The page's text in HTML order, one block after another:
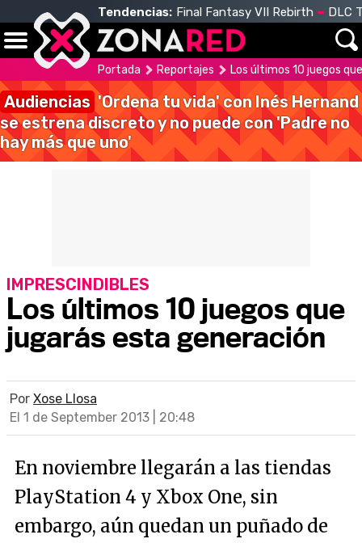
Tendencias: Final Fantasy VII Rebirth DLC
Portada Reportajes Los últimos 10 juegos
Audiencias 'Ordena tu vida' con Inés Hernand
se estrena discreto y no puede con 'Padre no
hay más que uno'
Los últimos 10 juegos que
jugarás esta generación
IMPRESCINDIBLES
Por Xose Llosa
El 1 de September 2013 | 20:48
En noviembre llegarán a las tiendas
PlayStation 4 y Xbox One, sin
embargo, aún quedan un puñado de